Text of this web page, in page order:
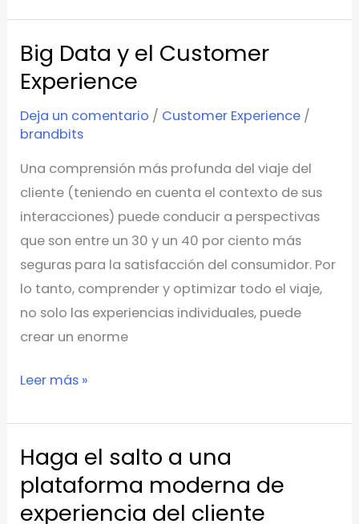
Big Data y el Customer
Experience
Deja un comentario / Customer Experience /
brandbits
Una comprensión más profunda del viaje del
cliente (teniendo en cuenta el contexto de sus
interacciones) puede conducir a perspectivas
que son entre un 30 y un 40 por ciento más
seguras para la satisfacción del consumidor. Por
lo tanto, comprender y optimizar todo el viaje,
no solo las experiencias individuales, puede
crear un enorme
Big
Data
el
Experience
Leer más »
Haga el salto a una
plataforma moderna de
experiencia del cliente
Haga
el
salto